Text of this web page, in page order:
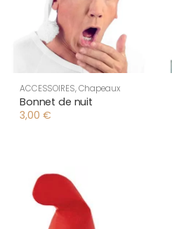
ACCESSOIRES,Chapeaux
Bonnet de nuit
3,00 €